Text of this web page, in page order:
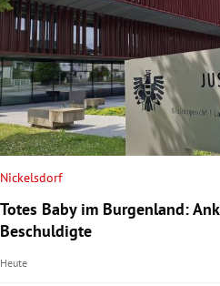
Nickelsdorf
Totes Baby im Burgenland:
Beschuldigte
Heute